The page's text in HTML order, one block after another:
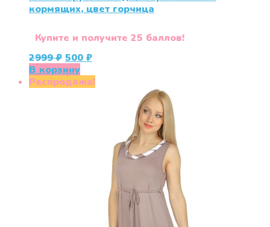
кормящих, цвет горчица
Купите и получите 25 баллов!
2999₽ Первоначальная
цена
составляла
500 ₽Текущая
500 ₽.
В корзину
Распродажа!